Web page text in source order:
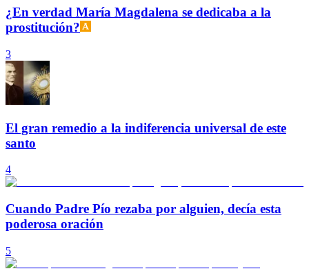
¿En verdad María Magdalena se dedicaba a la
prostitución?
3
El gran remedio a la indiferencia universal de este
santo
4
Cuando Padre Pío rezaba por alguien, decía esta
poderosa oración
5